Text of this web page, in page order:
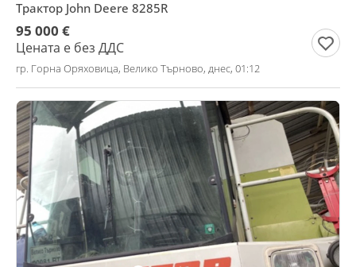
Трактор John Deere 8285R
95 000 €
Цената е без ДДС
гр. Горна Оряховица, Велико Търново, днес, 01:12